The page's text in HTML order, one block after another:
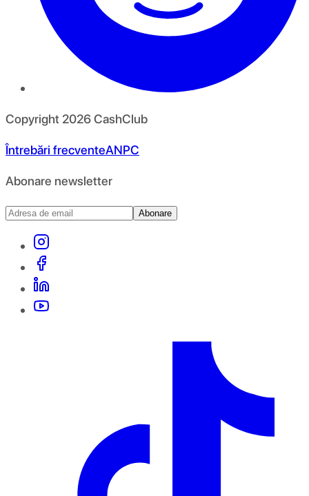
Copyright 2026CashClub
Întrebări frecventeANPC
Abonare newsletter
Abonare